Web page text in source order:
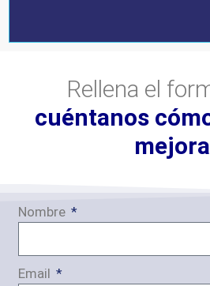
Rellena el
cuéntanos
Nombre
Email